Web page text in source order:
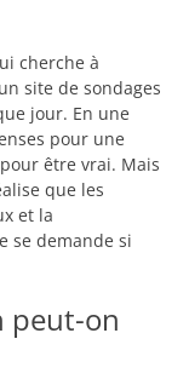
cherche à
site de sondages
jour. En une
pour une
être vrai. Mais
que les
et la
se demande si
peut-on